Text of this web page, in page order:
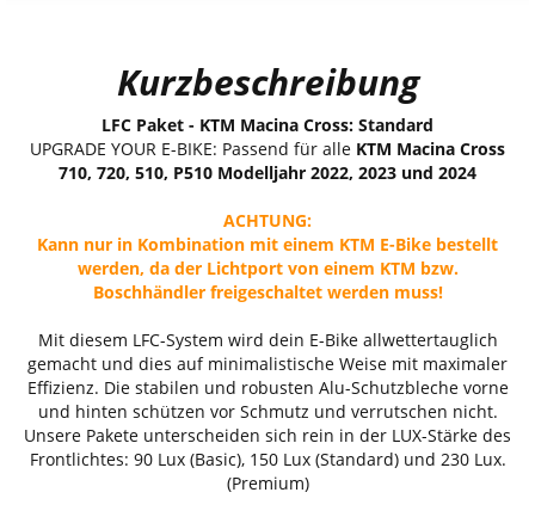
Kurzbeschreibung
LFC Paket - KTM Macina Cross: Standard
UPGRADE YOUR E-BIKE: Passend für alle KTM Macina Cross
710, 720, 510, P510 Modelljahr 2022, 2023 und 2024
ACHTUNG:
Kann nur in Kombination mit einem KTM E-Bike bestellt
werden, da der Lichtport von einem KTM bzw.
Boschhändler freigeschaltet werden muss!
Mit diesem LFC-System wird dein E-Bike allwettertauglich
gemacht und dies auf minimalistische Weise mit maximaler
Effizienz. Die stabilen und robusten Alu-Schutzbleche vorne
und hinten schützen vor Schmutz und verrutschen nicht.
Unsere Pakete unterscheiden sich rein in der LUX-Stärke des
Frontlichtes: 90 Lux (Basic), 150 Lux (Standard) und 230 Lux.
(Premium)